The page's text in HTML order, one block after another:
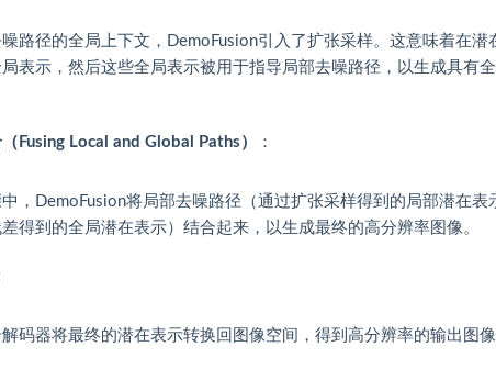
路径的全局上下文，DemoFusion引入了扩张采样。这意味着在潜
表示，然后这些全局表示被用于指导局部去噪路径，以生成具有
Fusing Local and Global Paths） ：
，DemoFusion将局部去噪路径（通过扩张采样得到的局部潜在表
得到的全局潜在表示）结合起来，以生成最终的高分辨率图像。
码器将最终的潜在表示转换回图像空间，得到高分辨率的输出图像